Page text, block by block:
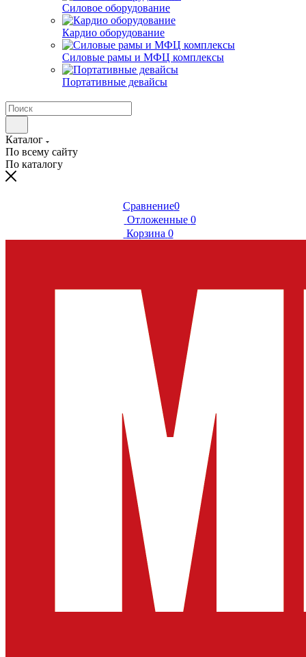
Силовое оборудование
Кардио оборудование
Силовые рамы и МФЦ комплексы
Портативные девайсы
Каталог
По всему сайту
По каталогу
Сравнение0
Отложенные 0
Корзина 0